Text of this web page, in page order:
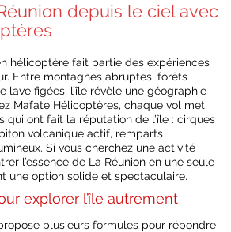
depuis le ciel avec
hélicoptère fait partie des expériences
Entre montagnes abruptes, forêts
lave figées, l’île révèle une géographie
Mafate Hélicoptères, chaque vol met
qui ont fait la réputation de l’île : cirques
volcanique actif, remparts
Si vous cherchez une activité
l’essence de La Réunion en une seule
une option solide et spectaculaire.
explorer l’île autrement
plusieurs formules pour répondre